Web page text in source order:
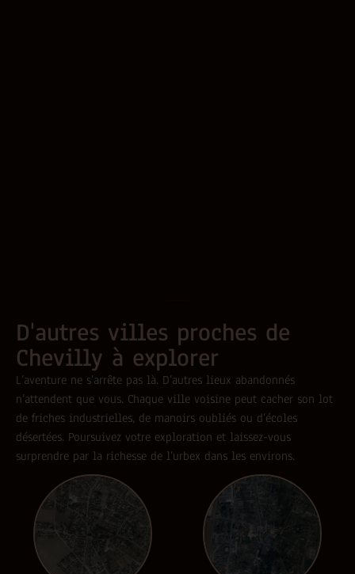
D'autres villes proches de
Chevilly à explorer
L’aventure ne s’arrête pas là. D’autres lieux abandonnés
n’attendent que vous. Chaque ville voisine peut cacher son lot
de friches industrielles, de manoirs oubliés ou d’écoles
désertées. Poursuivez votre exploration et laissez-vous
surprendre par la richesse de l’urbex dans les environs.